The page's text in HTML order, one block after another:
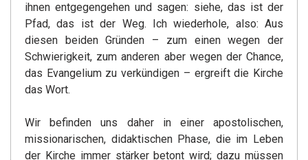
ihnen entgegengehen und sagen: siehe, das ist der
Pfad, das ist der Weg. Ich wiederhole, also: Aus
diesen beiden Gründen – zum einen wegen der
Schwierigkeit, zum anderen aber wegen der Chance,
das Evangelium zu verkündigen – ergreift die Kirche
das Wort.
Wir befinden uns daher in einer apostolischen,
missionarischen, didaktischen Phase, die im Leben
der Kirche immer stärker betont wird; dazu müssen